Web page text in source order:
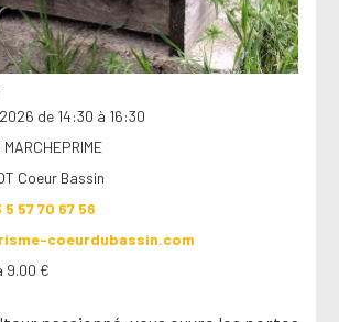
de 14:30 à 16:30
Coeur Bassin
5 57 70 67 56
coeurdubassin.com
9.00 €